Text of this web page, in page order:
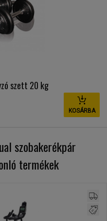
szett 20 kg
KOSÁRBA
szobakerékpár
termékek